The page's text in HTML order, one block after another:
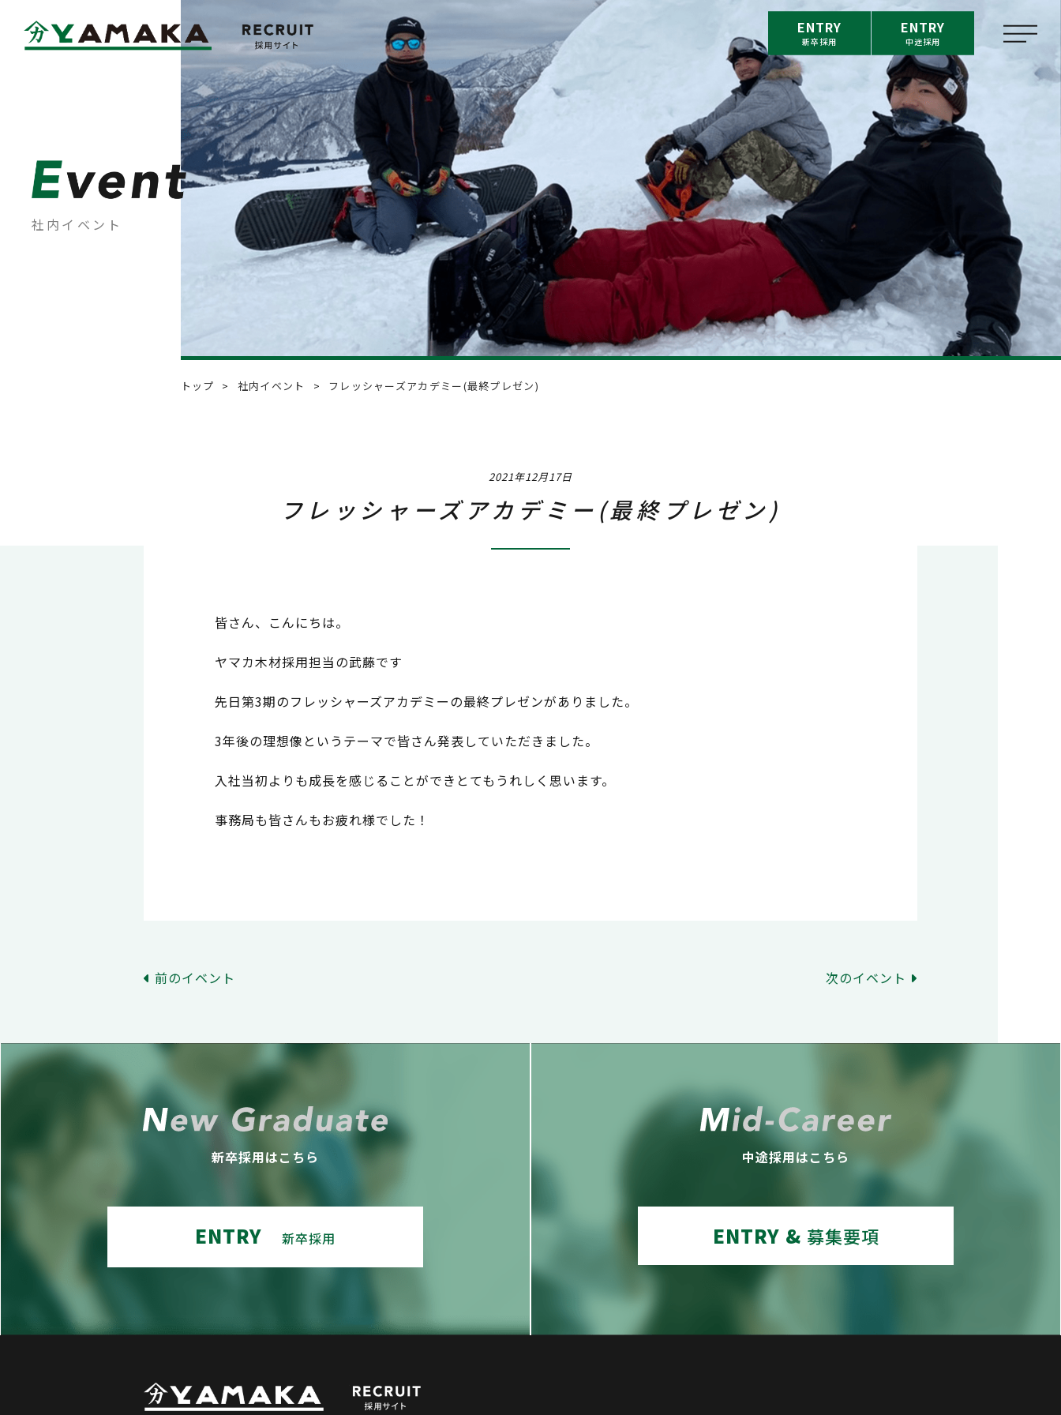
ENTRY
中途採用
ENTRY
新卒採用
会社概要 Benefit system 福利厚生
Message Job information 新卒採用情報
職種 / 仕事内容紹介
よくあるご質問
社内イベント
トップ 社内イベント フレッシャーズアカデミー(最終プレゼン)
2021年12月17日
フレッシャーズアカデミー(最終プレゼン)
皆さん、こんにちは。
ヤマカ木材採用担当の武藤です
先日第3期のフレッシャーズアカデミーの最終プレゼンがありました。
3年後の理想像というテーマで皆さん発表していただきました。
入社当初よりも成長を感じることができとてもうれしく思います。
事務局も皆さんもお疲れ様でした！
前のイベント 次のイベント
新卒採用はこちら
ENTRY 新卒採用
中途採用はこちら
ENTRY & 募集要項